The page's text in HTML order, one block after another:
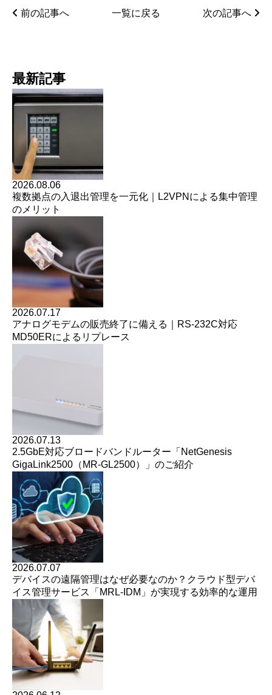
前の記事へ 一覧に戻る 次の記事へ
最新記事
2026.08.06
複数拠点の入退出管理を一元化｜L2VPNによる集中管理
のメリット
2026.07.17
アナログモデムの販売終了に備える｜RS-232C対応
MD50ERによるリプレース
2026.07.13
2.5GbE対応ブロードバンドルーター「NetGenesis
GigaLink2500（MR-GL2500）」のご紹介
2026.07.07
デバイスの遠隔管理はなぜ必要なのか？クラウド型デバ
イス管理サービス「MRL-IDM」が実現する効率的な運用